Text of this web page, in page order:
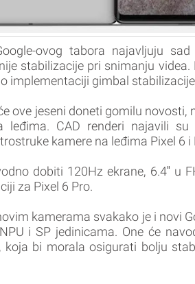
ovog tabora najavljuju
stabilizacije pri snimanju
implementaciji gimbal
ove jeseni doneti gomilu
leđima. CAD renderi najavili su
kamere na leđima Pixel 6 i
dobiti 120Hz ekrane, 6.4″ u
za Pixel 6 Pro.
kamerama svakako je i novi
i SP jedinicama. One će
koja bi morala osigurati bolju